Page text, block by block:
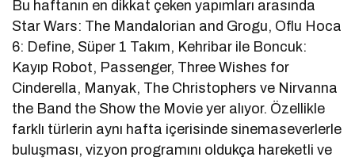
Bu haftanın en dikkat çeken yapımları arasında
Star Wars: The Mandalorian and Grogu, Oflu Hoca
6: Define, Süper 1 Takım, Kehribar ile Boncuk:
Kayıp Robot, Passenger, Three Wishes for
Cinderella, Manyak, The Christophers ve Nirvanna
the Band the Show the Movie yer alıyor. Özellikle
farklı türlerin aynı hafta içerisinde sinemaseverlerle
buluşması, vizyon programını oldukça hareketli ve